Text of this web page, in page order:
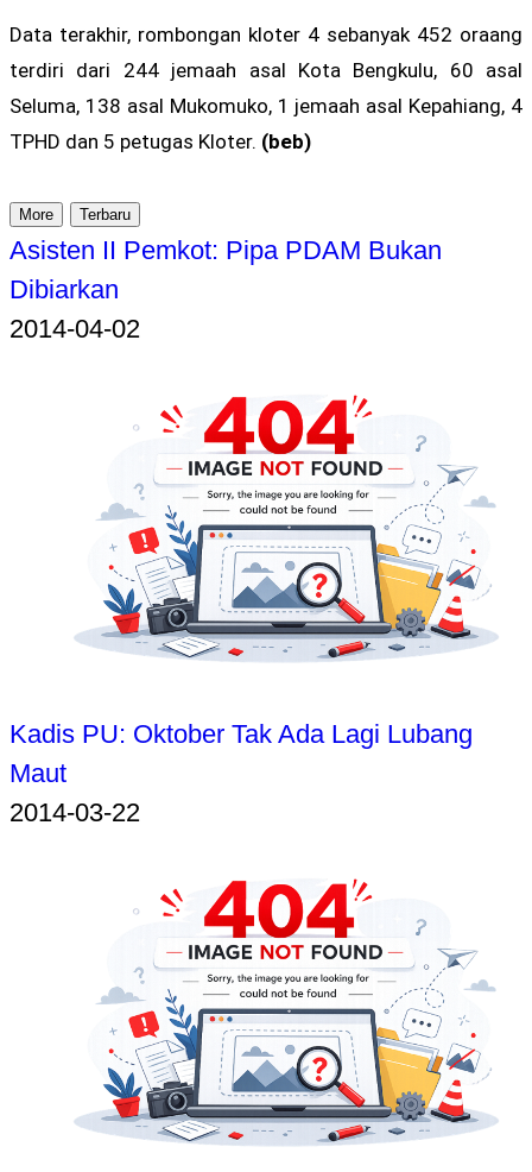
Data terakhir, rombongan kloter 4 sebanyak 452 oraang
terdiri dari 244 jemaah asal Kota Bengkulu, 60 asal
Seluma, 138 asal Mukomuko, 1 jemaah asal Kepahiang, 4
TPHD dan 5 petugas Kloter. (beb)
More Terbaru
Asisten II Pemkot: Pipa PDAM Bukan
Dibiarkan
2014-04-02
Kadis PU: Oktober Tak Ada Lagi Lubang
Maut
2014-03-22